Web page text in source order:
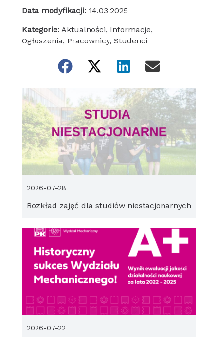
Data modyfikacji: 14.03.2025
Kategorie: Aktualności, Informacje,
Ogłoszenia, Pracownicy, Studenci
Rozkład zajęć dla studiów niestacjonarnych
2026-07-28
2026-07-22